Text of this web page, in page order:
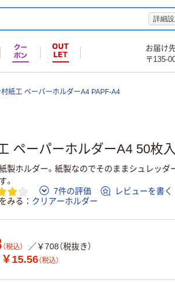
詳細設
お届け
〒135-
紙工 ペーパーホルダーA4 PAPF-A4
ペーパーホルダーA4 50枚
紙製ホルダー。紙製なのでそのままシュレッ
。
7件の評価
レビューを書く
みる
クリアーホルダー
（税込）
／￥708（税抜き）
￥15.56（税込）